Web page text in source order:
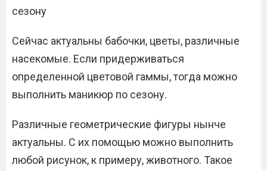
сезону
Сейчас актуальны бабочки, цветы, различные
насекомые. Если придерживаться
определенной цветовой гаммы, тогда можно
выполнить маникюр по сезону.
Различные геометрические фигуры нынче
актуальны. С их помощью можно выполнить
любой рисунок, к примеру, животного. Такое